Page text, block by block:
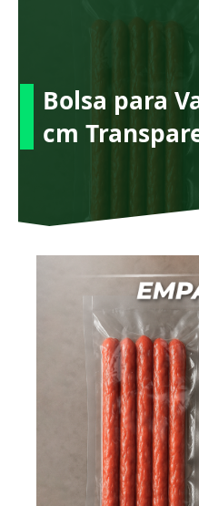
Bolsa para
cm